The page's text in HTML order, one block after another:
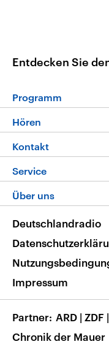
Entdecken Sie
Programm
Programm
Die
Neue Beiträge
Hören
Livestream
Podcasts
Nachrichten
Frequenzen
Kontakt
Hörerservice
Service
FAQ
Musikliste
RSS
Über uns
Deutschlandradio
Impressum
Partner ARD | ZDF |
Chronik der Mauer